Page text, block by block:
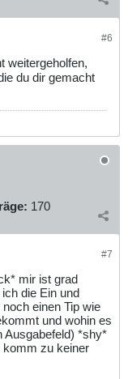
#6
weitergeholfen,
du dir gemacht
170
#7
mir ist grad
die Ein und
einen Tip wie
und wohin es
Ausgabefeld) *shy*
komm zu keiner